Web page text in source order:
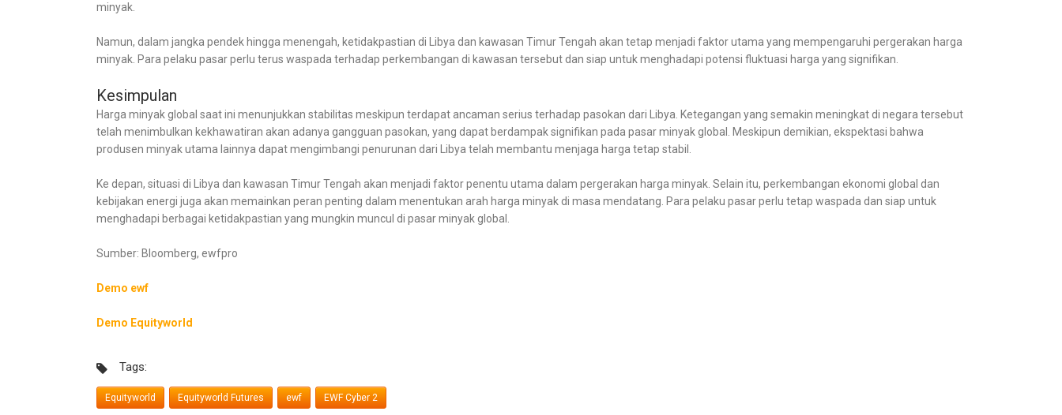
minyak.
Namun, dalam jangka pendek hingga menengah, ketidakpastian di Libya dan kawasan Timur Tengah akan tetap menjadi faktor utama yang mempengaruhi pergerakan harga
minyak. Para pelaku pasar perlu terus waspada terhadap perkembangan di kawasan tersebut dan siap untuk menghadapi potensi fluktuasi harga yang signifikan.
Kesimpulan
Harga minyak global saat ini menunjukkan stabilitas meskipun terdapat ancaman serius terhadap pasokan dari Libya. Ketegangan yang semakin meningkat di negara tersebut
telah menimbulkan kekhawatiran akan adanya gangguan pasokan, yang dapat berdampak signifikan pada pasar minyak global. Meskipun demikian, ekspektasi bahwa
produsen minyak utama lainnya dapat mengimbangi penurunan dari Libya telah membantu menjaga harga tetap stabil.
Ke depan, situasi di Libya dan kawasan Timur Tengah akan menjadi faktor penentu utama dalam pergerakan harga minyak. Selain itu, perkembangan ekonomi global dan
kebijakan energi juga akan memainkan peran penting dalam menentukan arah harga minyak di masa mendatang. Para pelaku pasar perlu tetap waspada dan siap untuk
menghadapi berbagai ketidakpastian yang mungkin muncul di pasar minyak global.
Sumber: Bloomberg, ewfpro
Demo ewf
Demo Equityworld
Tags:
Equityworld Equityworld Futures ewf EWF Cyber 2